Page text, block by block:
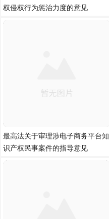
权侵权行为惩治力度的意见
最高法关于审理涉电子商务平台知
识产权民事案件的指导意见